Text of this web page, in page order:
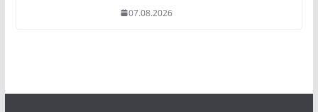
07.08.2026